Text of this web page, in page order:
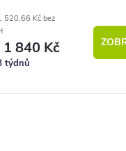
520,66 Kč bez
1 840 Kč
týdnů